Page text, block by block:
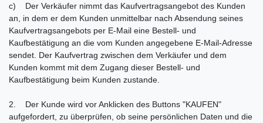
c) Der Verkäufer nimmt das Kaufvertragsangebot des Kunden
an, in dem er dem Kunden unmittelbar nach Absendung seines
Kaufvertragsangebots per E-Mail eine Bestell- und
Kaufbestätigung an die vom Kunden angegebene E-Mail-Adresse
sendet. Der Kaufvertrag zwischen dem Verkäufer und dem
Kunden kommt mit dem Zugang dieser Bestell- und
Kaufbestätigung beim Kunden zustande.
2. Der Kunde wird vor Anklicken des Buttons "KAUFEN"
aufgefordert, zu überprüfen, ob seine persönlichen Daten und die